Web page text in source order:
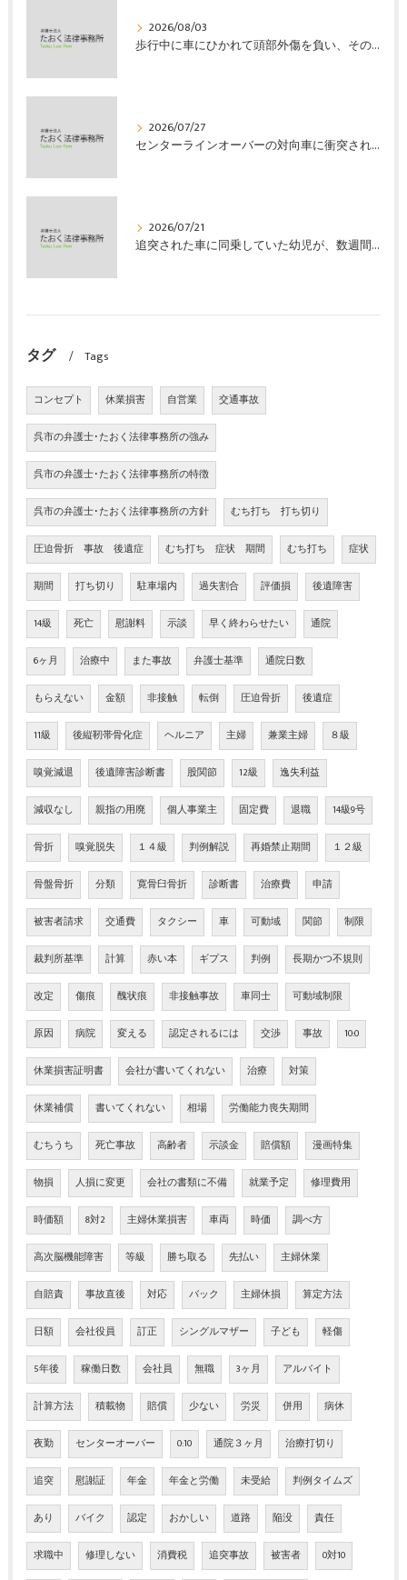
2026/08/03
歩行中に車にひかれて頭部外傷を負い、その４か月後に亡くなり、死亡部分も含めて裁判所の基準で損害賠償金を獲得した事案｜たおく法律事務所
2026/07/27
センターラインオーバーの対向車に衝突され、むち打ちを発症し、裁判所の基準で慰謝料などの損害賠償金を獲得した事案｜たおく法律事務所
2026/07/21
追突された車に同乗していた幼児が、数週間の経過観察の後、裁判所の基準で人損の賠償金を獲得した事案｜たおく法律事務所
タグ Tags
コンセプト 休業損害 自営業 交通事故
呉市の弁護士･たおく法律事務所の強み
呉市の弁護士･たおく法律事務所の特徴
呉市の弁護士･たおく法律事務所の方針 むち打ち 打ち切り
圧迫骨折 事故 後遺症 むち打ち 症状 期間 むち打ち 症状
期間 打ち切り 駐車場内 過失割合 評価損 後遺障害
14級 死亡 慰謝料 示談 早く終わらせたい 通院
6ヶ月 治療中 また事故 弁護士基準 通院日数
もらえない 金額 非接触 転倒 圧迫骨折 後遺症
11級 後縦靭帯骨化症 ヘルニア 主婦 兼業主婦 ８級
嗅覚減退 後遺障害診断書 股関節 12級 逸失利益
減収なし 親指の用廃 個人事業主 固定費 退職 14級9号
骨折 嗅覚脱失 １４級 判例解説 再婚禁止期間 １２級
骨盤骨折 分類 寛骨臼骨折 診断書 治療費 申請
被害者請求 交通費 タクシー 車 可動域 関節 制限
裁判所基準 計算 赤い本 ギプス 判例 長期かつ不規則
改定 傷痕 醜状痕 非接触事故 車同士 可動域制限
原因 病院 変える 認定されるには 交渉 事故 10:0
休業損害証明書 会社が書いてくれない 治療 対策
休業補償 書いてくれない 相場 労働能力喪失期間
むちうち 死亡事故 高齢者 示談金 賠償額 漫画特集
物損 人損に変更 会社の書類に不備 就業予定 修理費用
時価額 8対2 主婦休業損害 車両 時価 調べ方
高次脳機能障害 等級 勝ち取る 先払い 主婦休業
自賠責 事故直後 対応 バック 主婦休損 算定方法
日額 会社役員 訂正 シングルマザー 子ども 軽傷
5年後 稼働日数 会社員 無職 3ヶ月 アルバイト
計算方法 積載物 賠償 少ない 労災 併用 病休
夜勤 センターオーバー 0:10 通院３ヶ月 治療打切り
追突 慰謝証 年金 年金と労働 未受給 判例タイムズ
あり バイク 認定 おかしい 道路 陥没 責任
求職中 修理しない 消費税 追突事故 被害者 0対10